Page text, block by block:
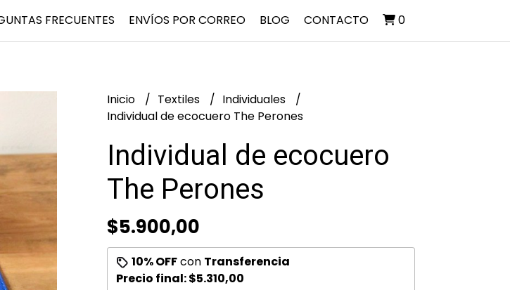
FRECUENTES ENVÍOS POR CORREO BLOG CONTACTO 0
Inicio Textiles
Individuales
Individual de ecocuero The Perones
Individual de ecocuero
The Perones
$5.900,00
10% OFFcon Transferencia
Precio final:$5.310,00